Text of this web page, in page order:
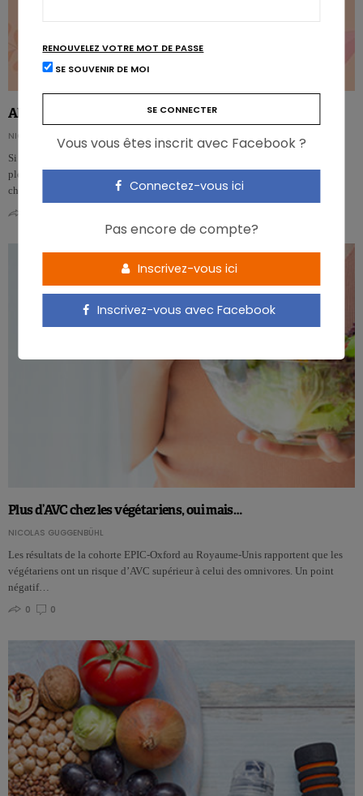
Alternatives végétales: éviter la malbouffe
NICOLAS ROUSSEAU
Si l’alimentation végétale et les alternatives végétales sont aujourd’hui
plébiscitées dans les recommandations nationales, il convient de peser ses
choix. …
Plus d’AVC chez les végétariens, oui mais…
NICOLAS GUGGENBÜHL
Les résultats de la cohorte EPIC-Oxford au Royaume-Unis rapportent que les
végétariens ont un risque d’AVC supérieur à celui des omnivores. Un point
négatif…
0
0
RENOUVELEZ VOTRE MOT DE PASSE
SE SOUVENIR DE MOI
Vous vous êtes inscrit avec Facebook ?
Connectez-vous ici
Pas encore de compte?
Inscrivez-vous ici
Inscrivez-vous avec Facebook